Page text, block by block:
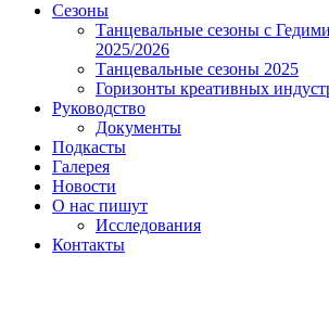
Сезоны
Танцевальные сезоны с
2025/2026
Танцевальные сезоны 2025
Горизонты креативных
Руководство
Документы
Подкасты
Галерея
Новости
О нас пишут
Исследования
Контакты